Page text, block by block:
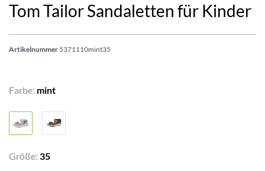
Tom Tailor Sandaletten für Kinder
Artikelnummer 5371110mint35
Farbe: mint
Größe: 35